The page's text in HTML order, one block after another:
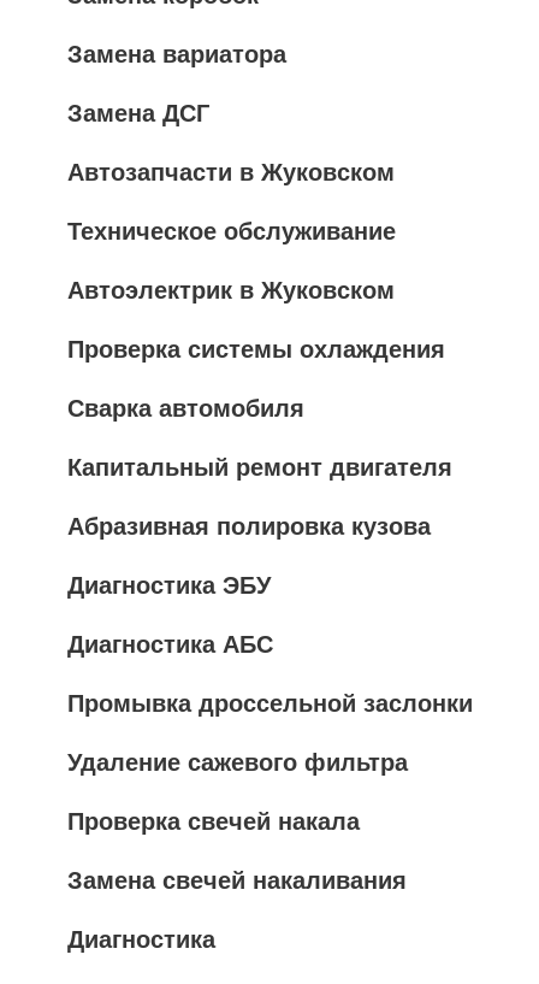
Замена вариатора
Замена ДСГ
Автозапчасти в Жуковском
Техническое обслуживание
Автоэлектрик в Жуковском
Проверка системы охлаждения
Сварка автомобиля
Капитальный ремонт двигателя
Абразивная полировка кузова
Диагностика ЭБУ
Диагностика АБС
Промывка дроссельной заслонки
Удаление сажевого фильтра
Проверка свечей накала
Замена свечей накаливания
Диагностика